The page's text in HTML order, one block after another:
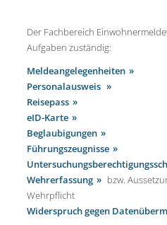
Der Fachbereich
Aufgaben zuständig:
Meldeangelegenheiten
Personalausweis
Reisepass
eID-Karte
Beglaubigungen
Führungszeugnisse
Wehrerfassung
bzw.
Wehrpflicht
Widerspruch gegen